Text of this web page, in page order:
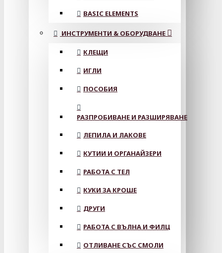
BASIC ELEMENTS
ИНСТРУМЕНТИ & ОБОРУДВАНЕ
КЛЕЩИ
ИГЛИ
ПОСОБИЯ
РАЗПРОБИВАНЕ И РАЗШИРЯВАНЕ
ЛЕПИЛА И ЛАКОВЕ
КУТИИ И ОРГАНАЙЗЕРИ
РАБОТА С ТЕЛ
КУКИ ЗА КРОШЕ
ДРУГИ
РАБОТА С ВЪЛНА И ФИЛЦ
ОТЛИВАНЕ СЪС СМОЛИ